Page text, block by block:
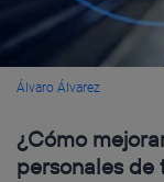
Álvaro Álvarez
¿Cómo
personales de